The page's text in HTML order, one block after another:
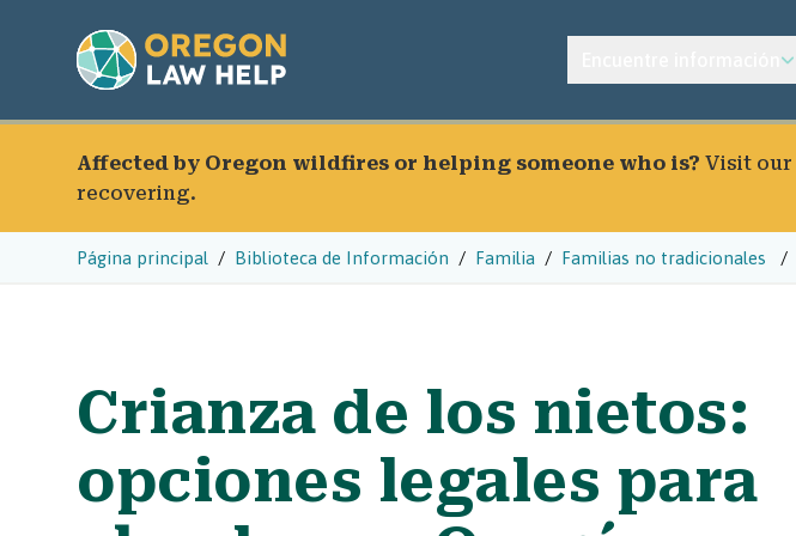
Affected by Oregon wildfires or helping someone who is? Visit our
recovering.
Página principal Biblioteca de Información Familia Familias no tradicionales
Crianza de los nietos:
opciones legales para